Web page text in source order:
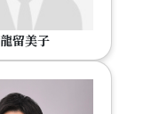
龍留美子